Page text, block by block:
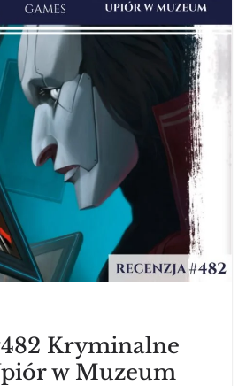
Kryminalne
w Muzeum